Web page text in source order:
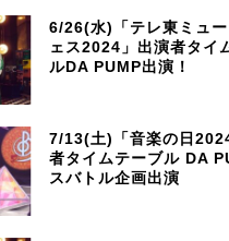
6/26(水)「テレ東ミュー
ェス2024」出演者タイ
ルDA PUMP出演！
7/13(土)「音楽の日
者タイムテーブル DA
スバトル企画出演